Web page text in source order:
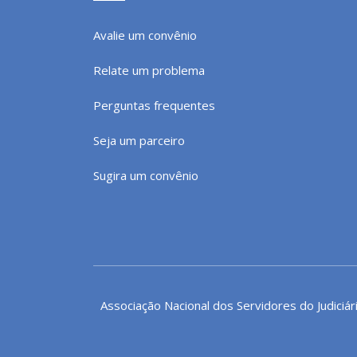
Avalie um convênio
Relate um problema
Perguntas frequentes
Seja um parceiro
Sugira um convênio
Associação Nacional dos Servidores do